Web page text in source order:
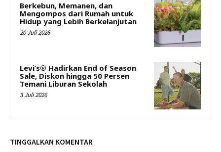
Berkebun, Memanen, dan
Mengompos dari Rumah untuk
Hidup yang Lebih Berkelanjutan
20 Juli 2026
Levi’s® Hadirkan End of Season
Sale, Diskon hingga 50 Persen
Temani Liburan Sekolah
3 Juli 2026
TINGGALKAN KOMENTAR